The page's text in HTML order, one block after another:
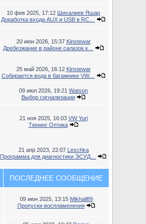
10 фев 2025, 17:12 Шихалиев Яшар
Доработка входа AUX и USB в RC…
20 июн 2026, 15:37 Kinstewar
Дребезжание в районе салазок к…
25 май 2026, 16:12 Kinstewar
Собирается вода в багажнике VW…
09 июл 2026, 19:21 Watson
Выбор сигнализации
21 ноя 2025, 16:03 VW Yuri
Тюнинг Оптика
21 апр 2023, 22:07 Leschka
Программа для диагностики ЭСУД…
ПОСЛЕДНЕЕ СООБЩЕНИЕ
09 июн 2025, 13:15 Mikhail89
Пропуски воспламенения